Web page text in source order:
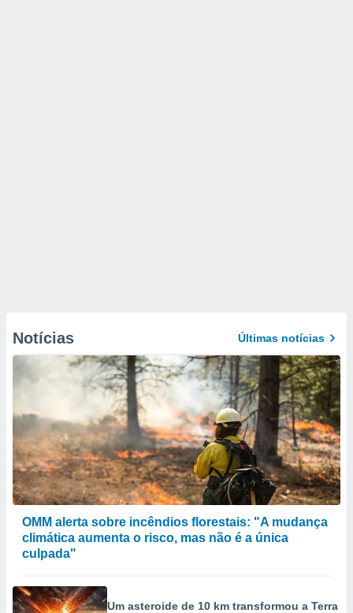
Notícias Últimas notícias
OMM alerta sobre incêndios florestais: "A mudança
climática aumenta o risco, mas não é a única
culpada"
Um asteroide de 10 km transformou a Terra